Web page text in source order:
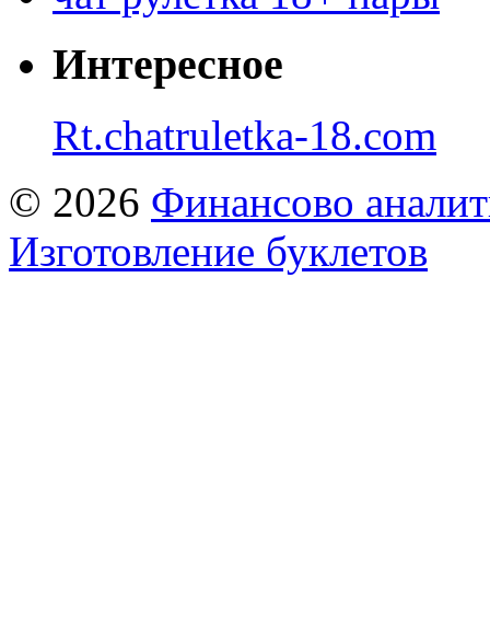
Интересное
Rt.chatruletka-18.com
© 2026 Финансово
Изготовление буклетов